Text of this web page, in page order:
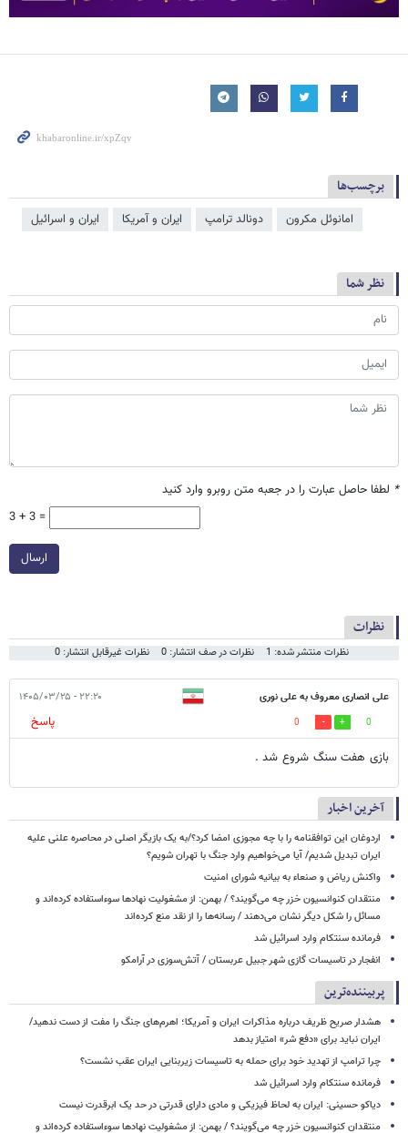
برچسب‌ها
امانوئل مکرون دونالد ترامپ ایران و آمریکا ایران و اسرائیل
نظر شما
* لطفا حاصل عبارت را در جعبه متن روبرو وارد کنید
3 + 3 =
ارسال
نظرات
نظرات منتشر شده: 1 نظرات در صف انتشار: 0 نظرات غیرقابل انتشار: 0
علی انصاری معروف به علی نوری ۲۲:۲۰ - ۱۴۰۵/۰۳/۲۵
0
0
پاسخ
بازی هفت سنگ شروع شد .
آخرین اخبار
اردوغان این توافقنامه را با چه مجوزی امضا کرد؟/به یک بازیگر اصلی در محاصره علنی علیه
ایران تبدیل شدیم/ آیا می‌خواهیم وارد جنگ با تهران شویم؟
واکنش ریاض و صنعاء به بیانیه شورای امنیت
منتقدان کنوانسیون خزر چه می‌گویند؟ / بهمن: از مشغولیت نهادها سوءاستفاده کرده‌اند و
مسائل را شکل دیگر نشان می‌دهند / رسانه‌ها را از نقد منع کرده‌اند
فرمانده سنتکام وارد اسرائیل شد
انفجار در تاسیسات گازی شهر جبیل عربستان / آتش‌سوزی در آرامکو
پربیننده‌ترین
هشدار صریح ظریف درباره مذاکرات ایران و آمریکا؛ اهرم‌های جنگ را مفت از دست ندهید/
ایران نباید برای «دفع شر» امتیاز بدهد
چرا ترامپ از تهدید خود برای حمله به تاسیسات زیربنایی ایران عقب نشست؟
فرمانده سنتکام وارد اسرائیل شد
دیاکو حسینی: ایران به لحاظ فیزیکی و مادی دارای قدرتی در حد یک ابرقدرت نیست
منتقدان کنوانسیون خزر چه می‌گویند؟ / بهمن: از مشغولیت نهادها سوءاستفاده کرده‌اند و